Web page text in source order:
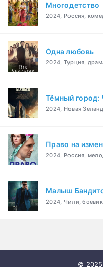
Многодетство
2024, Россия,
Одна любовь
2024, Турция,
Тёмный город:
2024, Новая
Право на
2024, Россия,
Малыш
2024, Чили,
©